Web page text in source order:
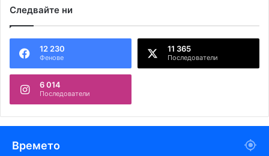
Следвайте ни
12 230
Фенове
11 365
Последователи
6 014
Последователи
Времето